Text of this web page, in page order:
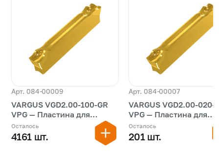
Арт. 084-00009
VARGUS VGD2.00-100-GR
VPG — Пластина для
обработки канавок
Осталось
4161 шт.
Арт. 084-00007
VARGUS VGD2.00-020-
VPG — Пластина для
обработки канавок
Осталось
201 шт.